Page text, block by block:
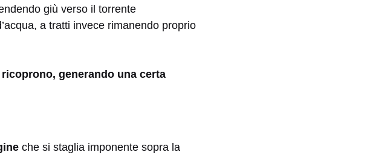
giù verso il torrente
a tratti invece rimanendo proprio
generando una certa
che si staglia imponente sopra la